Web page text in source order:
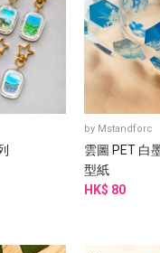
by Mstandforc
雲圖 PET 白
型紙
HK$ 80